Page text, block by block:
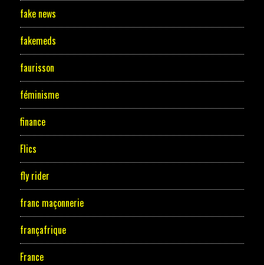
fake news
fakemeds
faurisson
féminisme
finance
Flics
fly rider
franc maçonnerie
françafrique
France